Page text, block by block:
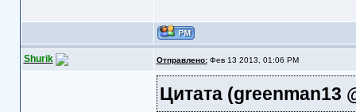
Shurik Отправлено:Фев 13 2013, 01:06 PM
Цитата(greenman13